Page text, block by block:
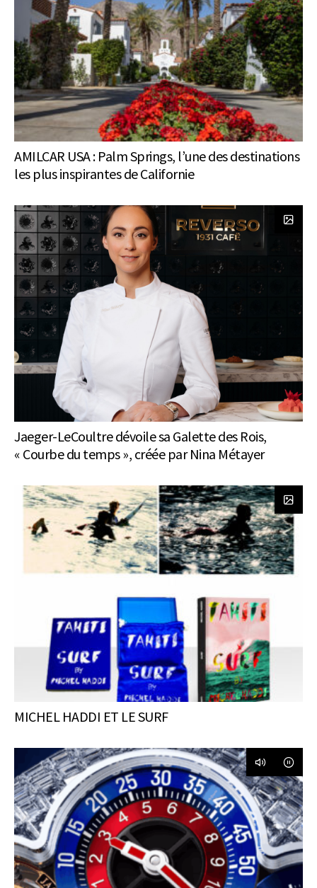
AMILCAR USA : Palm Springs, l’une des destinations
les plus inspirantes de Californie
Jaeger-LeCoultre dévoile sa Galette des Rois,
« Courbe du temps », créée par Nina Métayer
MICHEL HADDI ET LE SURF